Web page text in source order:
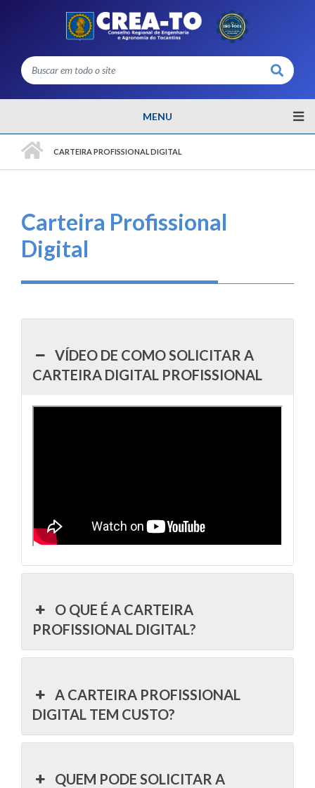
Buscar
MENU
CARTEIRA PROFISSIONAL DIGITAL
Carteira Profissional
Digital
VÍDEO DE COMO SOLICITAR A
CARTEIRA DIGITAL PROFISSIONAL
O QUE É A CARTEIRA
PROFISSIONAL DIGITAL?
A CARTEIRA PROFISSIONAL
DIGITAL TEM CUSTO?
QUEM PODE SOLICITAR A